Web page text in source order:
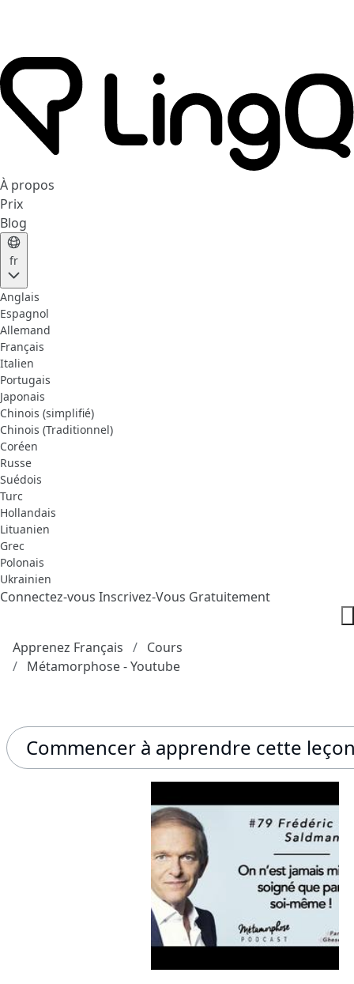
À propos
Prix
Blog
fr
Anglais
Espagnol
Allemand
Français
Italien
Portugais
Japonais
Chinois (simplifié)
Chinois (Traditionnel)
Coréen
Russe
Suédois
Turc
Hollandais
Lituanien
Grec
Polonais
Ukrainien
Connectez-vous Inscrivez-Vous Gratuitement
Apprenez Français
Cours
Métamorphose - Youtube
Commencer à apprendre cette